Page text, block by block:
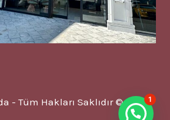
- Tüm Hakları Saklıdır © 20251